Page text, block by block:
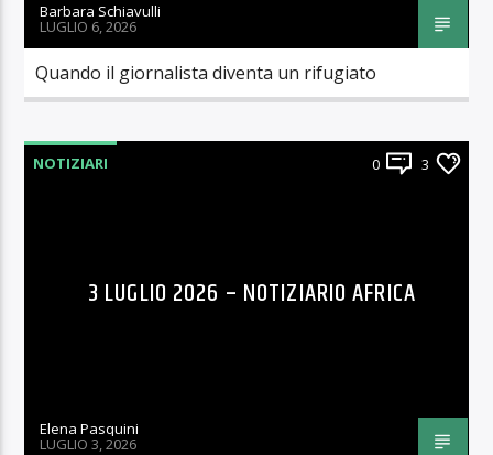
Barbara Schiavulli
LUGLIO 6, 2026
Quando il giornalista diventa un rifugiato
NOTIZIARI 0 3
3 LUGLIO 2026 – NOTIZIARIO AFRICA
Elena Pasquini
LUGLIO 3, 2026